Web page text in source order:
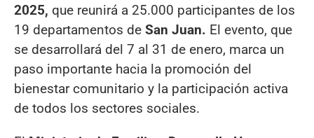
2025, que reunirá a 25.000 participantes de los
19 departamentos de San Juan. El evento, que
se desarrollará del 7 al 31 de enero, marca un
paso importante hacia la promoción del
bienestar comunitario y la participación activa
de todos los sectores sociales.